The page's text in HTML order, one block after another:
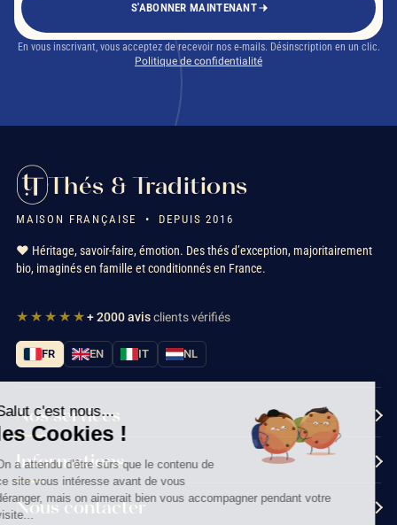
S'ABONNER MAINTENANT
En vous inscrivant, vous acceptez de recevoir nos e-mails. Désinscription en un clic.
Politique de confidentialité
Thés & Traditions
MAISON FRANÇAISE • DEPUIS 2016
❤️ Héritage, savoir-faire, émotion. Des thés d’exception, majoritairement
bio, imaginés en famille et conditionnés en France.
★★★★★+ 2000 avisclients vérifiés
FR EN IT NL
Nos services
Informations
Nous contacter
Salut c'est nous...
les Cookies !
On a attendu d'être sûrs que le contenu de
ce site vous intéresse avant de vous
déranger, mais on aimerait bien vous accompagner pendant votre
visite...